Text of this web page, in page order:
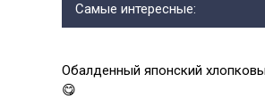
Самые интересные:
Обалденный японский
😋